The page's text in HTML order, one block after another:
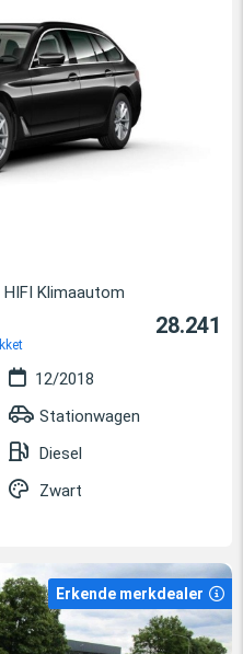
HIFI Klimaautom
28.241
12/2018
Stationwagen
Diesel
Zwart
Erkende merkdealer